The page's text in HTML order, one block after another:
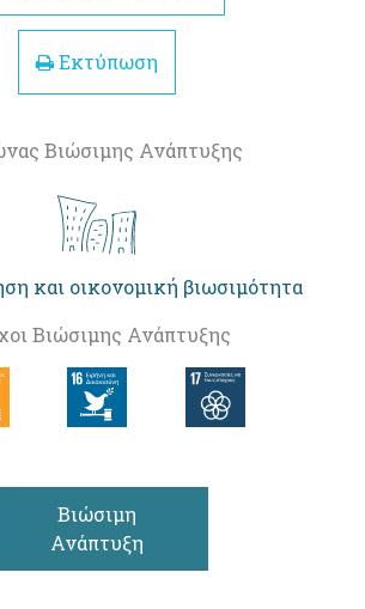
Εκτύπωση
Βιώσιμης Ανάπτυξης
και οικονομική βιωσιμότητα
Βιώσιμης Ανάπτυξης
Βιώσιμη
Ανάπτυξη